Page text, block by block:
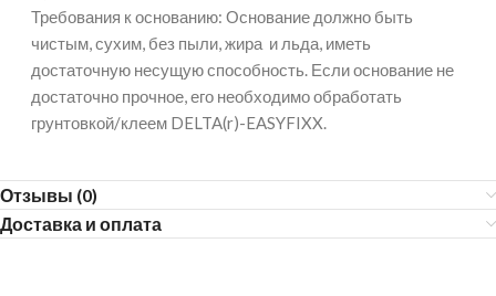
Требования к основанию: Основание должно быть
чистым, сухим, без пыли, жира и льда, иметь
достаточную несущую способность. Если основание не
достаточно прочное, его необходимо обработать
грунтовкой/клеем DELTA(r)-EASYFIXX.
Отзывы (0)
Доставка и оплата